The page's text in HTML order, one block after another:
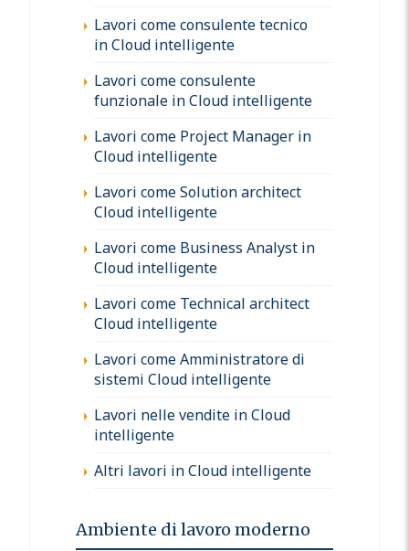
Lavori come consulente tecnico
in Cloud intelligente
Lavori come consulente
funzionale in Cloud intelligente
Lavori come Project Manager in
Cloud intelligente
Lavori come Solution architect
Cloud intelligente
Lavori come Business Analyst in
Cloud intelligente
Lavori come Technical architect
Cloud intelligente
Lavori come Amministratore di
sistemi Cloud intelligente
Lavori nelle vendite in Cloud
intelligente
Altri lavori in Cloud intelligente
Ambiente di lavoro moderno